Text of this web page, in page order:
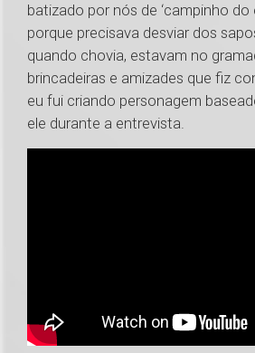
batizado por nós de ‘campinho do
porque precisava desviar dos
quando chovia, estavam no
brincadeiras e amizades que fiz
eu fui criando personagem
ele durante a entrevista.